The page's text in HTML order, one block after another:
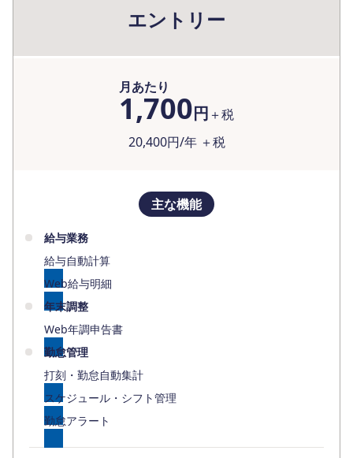
エントリー
月あたり
1,700円 ＋税
20,400円/年 ＋税
主な機能
給与業務
給与自動計算
Web給与明細
年末調整
Web年調申告書
勤怠管理
打刻・勤怠自動集計
スケジュール・シフト管理
勤怠アラート